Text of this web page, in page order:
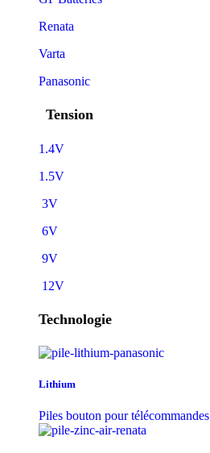
Renata
Varta
Panasonic
Tension
1.4V
1.5V
3V
6V
9V
12V
Technologie
Lithium
Piles bouton pour télécommandes